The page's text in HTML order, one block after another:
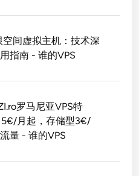
空间虚拟主机：技术深
指南 - 谁的VPS
罗马尼亚VPS特
月起，存储型3€/
量 - 谁的VPS